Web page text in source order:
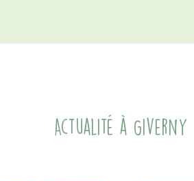
Actualité à Giverny